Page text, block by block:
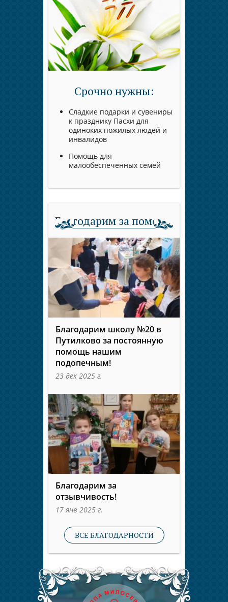
Срочно нужны:
Сладкие подарки и сувениры
к празднику Пасхи для
одиноких пожилых людей и
инвалидов
Помощь для
малообеспеченных семей
Благодарим за помощь
Благодарим школу №20 в
Путилково за постоянную
помощь нашим
подопечным!
23 дек 2025 г.
Благодарим за
отзывчивость!
17 янв 2025 г.
ВСЕ БЛАГОДАРНОСТИ